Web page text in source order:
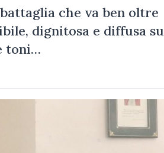
che va ben oltre
dignitosa e diffusa su
toni…